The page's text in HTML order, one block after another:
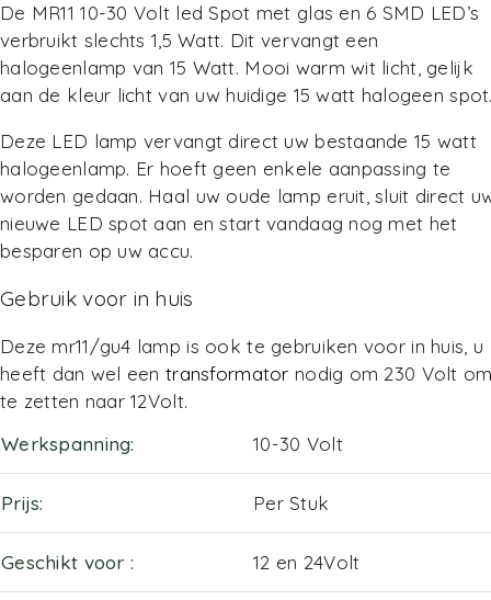
De MR11 10-30 Volt led Spot met glas en 6 SMD LED’s
verbruikt slechts 1,5 Watt. Dit vervangt een
halogeenlamp van 15 Watt. Mooi warm wit licht, gelijk
aan de kleur licht van uw huidige 15 watt halogeen
Deze LED lamp vervangt direct uw bestaande 15 watt
halogeenlamp. Er hoeft geen enkele aanpassing te
worden gedaan. Haal uw oude lamp eruit, sluit direct
nieuwe LED spot aan en start vandaag nog met het
besparen op uw accu.
Gebruik voor in huis
Deze mr11/gu4 lamp is ook te gebruiken voor in huis, u
heeft dan wel een transformator nodig om 230 Volt
te zetten naar 12Volt.
Werkspanning
10-30 Volt
Prijs Per Stuk
Geschikt voor 12 en 24Volt